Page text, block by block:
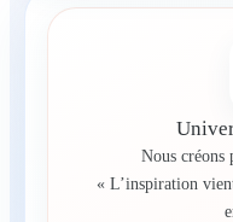
Nous créons
« L’inspiration